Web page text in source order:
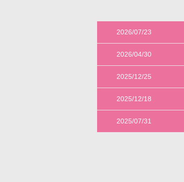
2026/07/23
2026/04/30
2025/12/25
2025/12/18
2025/07/31